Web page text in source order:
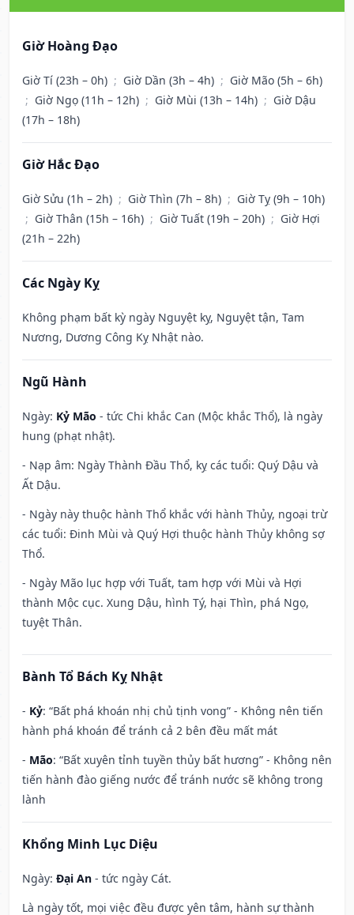
Giờ Hoàng Đạo
Giờ Tí (23h – 0h) ; Giờ Dần (3h – 4h) ; Giờ Mão (5h – 6h)
; Giờ Ngọ (11h – 12h) ; Giờ Mùi (13h – 14h) ; Giờ Dậu
(17h – 18h)
Giờ Hắc Đạo
Giờ Sửu (1h – 2h) ; Giờ Thìn (7h – 8h) ; Giờ Tỵ (9h – 10h)
; Giờ Thân (15h – 16h) ; Giờ Tuất (19h – 20h) ; Giờ Hợi
(21h – 22h)
Các Ngày Kỵ
Không phạm bất kỳ ngày Nguyệt kỵ, Nguyệt tận, Tam
Nương, Dương Công Kỵ Nhật nào.
Ngũ Hành
Ngày: Kỷ Mão - tức Chi khắc Can (Mộc khắc Thổ), là ngày
hung (phạt nhật).
- Nạp âm: Ngày Thành Đầu Thổ, kỵ các tuổi: Quý Dậu và
Ất Dậu.
- Ngày này thuộc hành Thổ khắc với hành Thủy, ngoại trừ
các tuổi: Đinh Mùi và Quý Hợi thuộc hành Thủy không sợ
Thổ.
- Ngày Mão lục hợp với Tuất, tam hợp với Mùi và Hợi
thành Mộc cục. Xung Dậu, hình Tý, hại Thìn, phá Ngọ,
tuyệt Thân.
Bành Tổ Bách Kỵ Nhật
- Kỷ: “Bất phá khoán nhị chủ tịnh vong” - Không nên tiến
hành phá khoán để tránh cả 2 bên đều mất mát
- Mão: “Bất xuyên tỉnh tuyền thủy bất hương” - Không nên
tiến hành đào giếng nước để tránh nước sẽ không trong
lành
Khổng Minh Lục Diệu
Ngày: Đại An - tức ngày Cát.
Là ngày tốt, mọi việc đều được yên tâm, hành sự thành